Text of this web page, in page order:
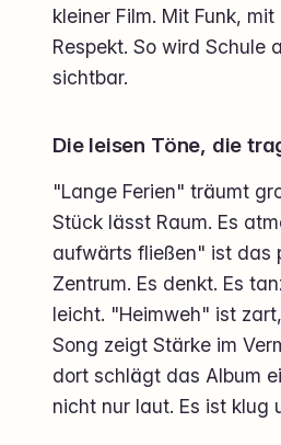
kleiner Film. Mit Funk,
Respekt. So wird Schule
sichtbar.
Die leisen Töne, die
"Lange Ferien" träumt
Stück lässt Raum. Es
aufwärts fließen" ist das
Zentrum. Es denkt. Es
leicht. "Heimweh" ist
Song zeigt Stärke im
dort schlägt das Album
nicht nur laut. Es ist klug